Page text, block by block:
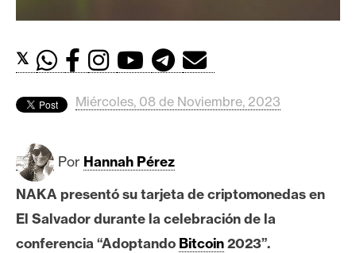
o
i
c
o
i
𝕏
Miércoles, 08 de Noviembre, 2023
Por Hannah Pérez
NAKA presentó su tarjeta de criptomonedas en
El Salvador durante la celebración de la
conferencia “Adoptando Bitcoin2023”.